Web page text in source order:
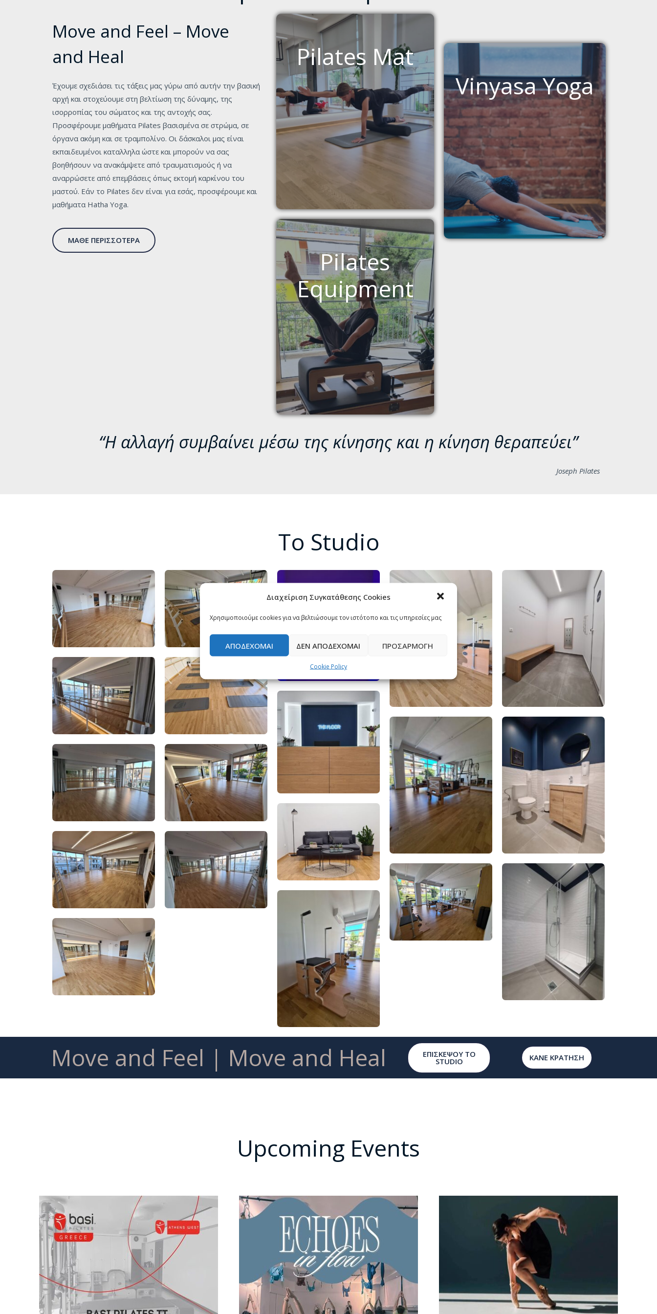
Διαχείριση Συγκατάθεσης Cookies
Χρησιμοποιούμε cookies για να βελτιώσουμε τον ιστότοπο και τις υπηρεσίες μας
ΑΠΟΔΈΧΟΜΑΙ ΔΕΝ ΑΠΟΔΈΧΟΜΑΙ ΠΡΟΣΑΡΜΟΓΉ
Cookie Policy
Move and Feel – Move
and Heal
Έχουμε σχεδιάσει τις τάξεις μας γύρω από αυτήν την βασική
αρχή και στοχεύουμε στη βελτίωση της δύναμης, της
ισορροπίας του σώματος και της αντοχής σας.
Προσφέρουμε μαθήματα Pilates βασισμένα σε στρώμα, σε
όργανα ακόμη και σε τραμπολίνο. Οι δάσκαλοι μας είναι
εκπαιδευμένοι καταλληλα ώστε και μπορούν να σας
βοηθήσουν να ανακάμψετε από τραυματισμούς ή να
αναρρώσετε από επεμβάσεις όπως εκτομή καρκίνου του
μαστού. Εάν το Pilates δεν είναι για εσάς, προσφέρουμε και
μαθήματα Hatha Yoga.
ΜΑΘΕ ΠΕΡΙΣΣΟΤΕΡΑ
Pilates Mat
Pilates
Equipment
Vinyasa Yoga
“Η αλλαγή συμβαίνει μέσω της κίνησης και η κίνηση θεραπεύει”
Joseph Pilates
Το Studio
Move and Feel | Move and Heal ΕΠΙΣΚΈΨΟΥ ΤΟ
STUDIO ΚΑΝΕ ΚΡΑΤΗΣΗ
Upcoming Events